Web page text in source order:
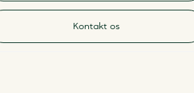
Kontakt os